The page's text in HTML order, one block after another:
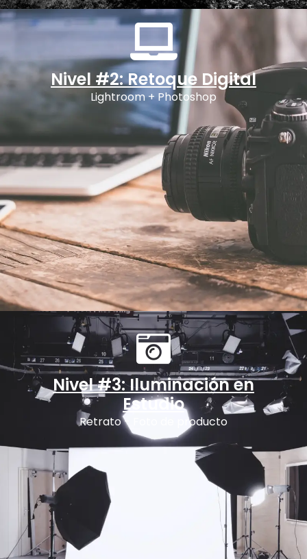
Nivel #2: Retoque Digital
Lightroom + Photoshop
Nivel #3: Iluminación en
Estudio
Retrato - Foto de producto